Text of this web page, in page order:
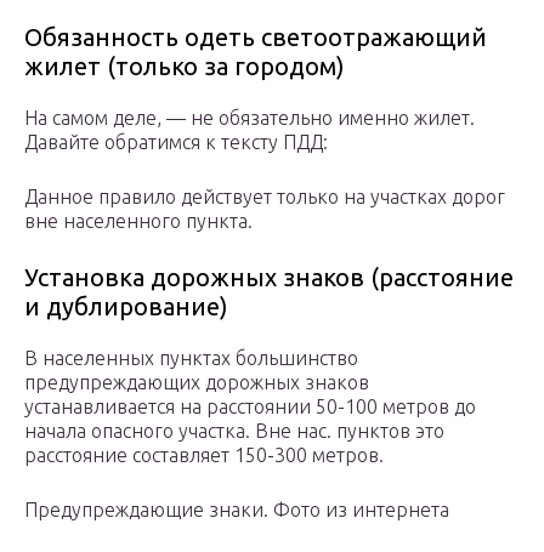
Обязанность одеть светоотражающий
жилет (только за городом)
На самом деле, — не обязательно именно жилет.
Давайте обратимся к тексту ПДД:
Данное правило действует только на участках дорог
вне населенного пункта.
Установка дорожных знаков (расстояние
и дублирование)
В населенных пунктах большинство
предупреждающих дорожных знаков
устанавливается на расстоянии 50-100 метров до
начала опасного участка. Вне нас. пунктов это
расстояние составляет 150-300 метров.
Предупреждающие знаки. Фото из интернета